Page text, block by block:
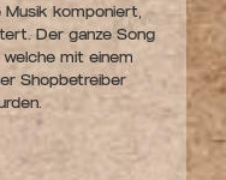
komponiert,
Der ganze Song
mit einem
Shopbetreiber